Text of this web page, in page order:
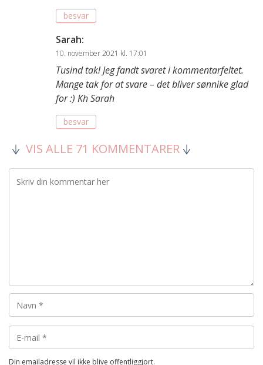
besvar
Sarah:
10. november 2021 kl. 17:01
Tusind tak! Jeg fandt svaret i kommentarfeltet.
Mange tak for at svare – det bliver sønnike glad
for :) Kh Sarah
besvar
VIS ALLE 71 KOMMENTARER
Din emailadresse vil ikke blive offentliggjort.